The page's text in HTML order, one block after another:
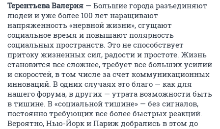
Терентьева Валерия — Большие города разъединяют
людей и уже более 100 лет наращивают
напряженность «нервной жизни», сгущают
социальное время и повышают полярность
социальных пространств. Это не способствует
притоку жизненных сил, радости и простоте. Жизнь
становится все сложнее, требует все больших усилий
и скоростей, в том числе за счет коммуникационных
инноваций. В одних случаях это благо — как для
нашего форума, в других — утрата возможности быть
в тишине. В «социальной тишине» — без сигналов,
постоянно требующих все более быстрых реакций.
Вероятно, Нью-Йорк и Париж добрались в этом до